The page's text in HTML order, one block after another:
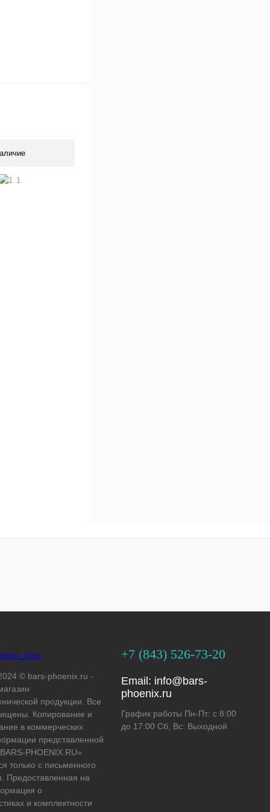
1
© bars-phoenix.ru -
продукции. Все
Копирование и
в коммерческих
представленной
PHOENIX.RU»
только с письменного
Предоставленная на
о
и комплектности
+7 (843) 526-73-20
Email: info@bars-
phoenix.ru
График работы Пн-Пт: с 8:00
до 17:00 Сб, Вс: Выходной